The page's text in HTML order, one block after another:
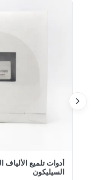
شنتشن ، الصين تصنيع
أدوات تلميع الألياف
السيليكون